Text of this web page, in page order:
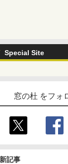
Special Site
窓の杜 をフォ
記事